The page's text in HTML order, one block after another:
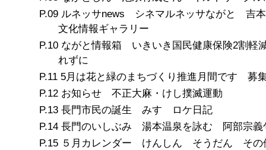
ルネッサnews シネマルネッサながと 吉
文化情報ギャラリー
ながと情報箱 いきいき国民健康保険2割軽
れずに
5月は花と緑のまちづくり推進月間です 募
お知らせ 不正大麻・けし撲滅運動
長門市民の誕生 みすゞロケ日記
長門のいしぶみ 湯本温泉を詠む 阿部宗義
５月カレンダー けんしん そうだん そ